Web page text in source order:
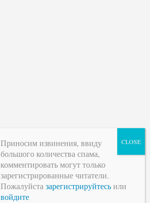
Приносим извинения, ввиду
большого количества спама,
комментировать могут только
зарегистрированные читатели.
Пожалуйста зарегистрируйтесьили
войдите